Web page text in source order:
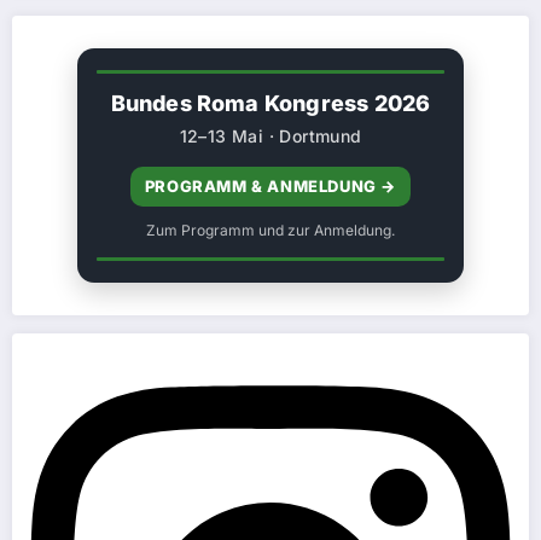
Bundes Roma Kongress 2026
12–13 Mai · Dortmund
PROGRAMM & ANMELDUNG →
Zum Programm und zur Anmeldung.